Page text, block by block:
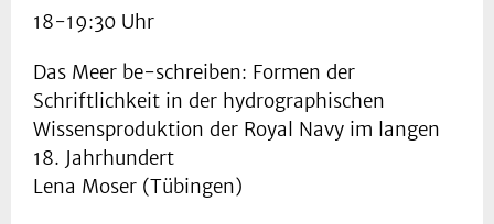
18-19:30 Uhr
Das Meer be-schreiben: Formen der
Schriftlichkeit in der hydrographischen
Wissensproduktion der Royal Navy im langen
18. Jahrhundert
Lena Moser (Tübingen)